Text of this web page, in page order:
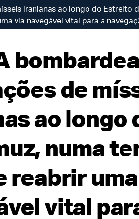
iranianas ao longo do Estreito
via navegável vital para a
de
ao longo
numa
reabrir
vital